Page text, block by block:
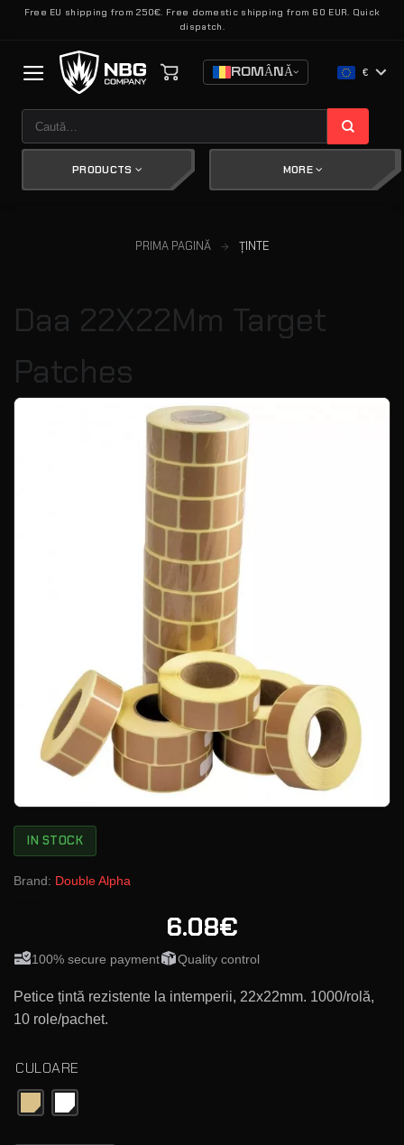
SkipFree EU shipping from 250€. Free domestic shipping from 60 EUR. Quick
dispatch.
ROMÂNĂ €
după:
PRODUCTS MORE
PRIMA PAGINĂ ȚINTE
Daa 22X22Mm Target
Patches
IN STOCK
Brand: Double Alpha
6.08€
100% secure payment Quality control
Petice țintă rezistente la intemperii, 22x22mm. 1000/rolă,
10 role/pachet.
CULOARE